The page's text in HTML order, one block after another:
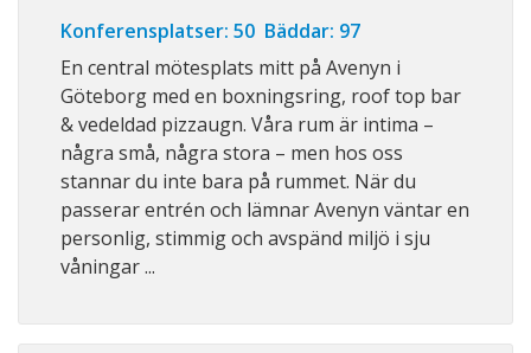
Konferensplatser: 50 Bäddar: 97
En central mötesplats mitt på Avenyn i
Göteborg med en boxningsring, roof top bar
& vedeldad pizzaugn. Våra rum är intima –
några små, några stora – men hos oss
stannar du inte bara på rummet. När du
passerar entrén och lämnar Avenyn väntar en
personlig, stimmig och avspänd miljö i sju
våningar ...